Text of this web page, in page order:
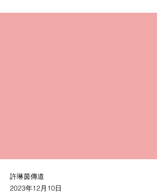
許琳茵傳道
2023年12月10日